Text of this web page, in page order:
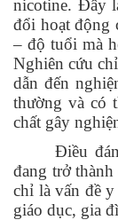
nicotine. Đây
đổi hoạt động
– độ tuổi mà
Nghiên cứu
dẫn đến
thường và có
chất gây
Điều
đang trở
chỉ là vấn đề
giáo dục, gia